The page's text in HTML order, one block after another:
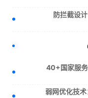
防拦截设计
40+国家服
弱网优化技术